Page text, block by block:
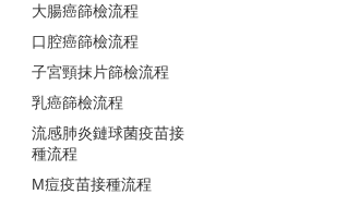
大腸癌篩檢流程
口腔癌篩檢流程
子宮頸抹片篩檢流程
乳癌篩檢流程
流感肺炎鏈球菌疫苗接
種流程
M痘疫苗接種流程